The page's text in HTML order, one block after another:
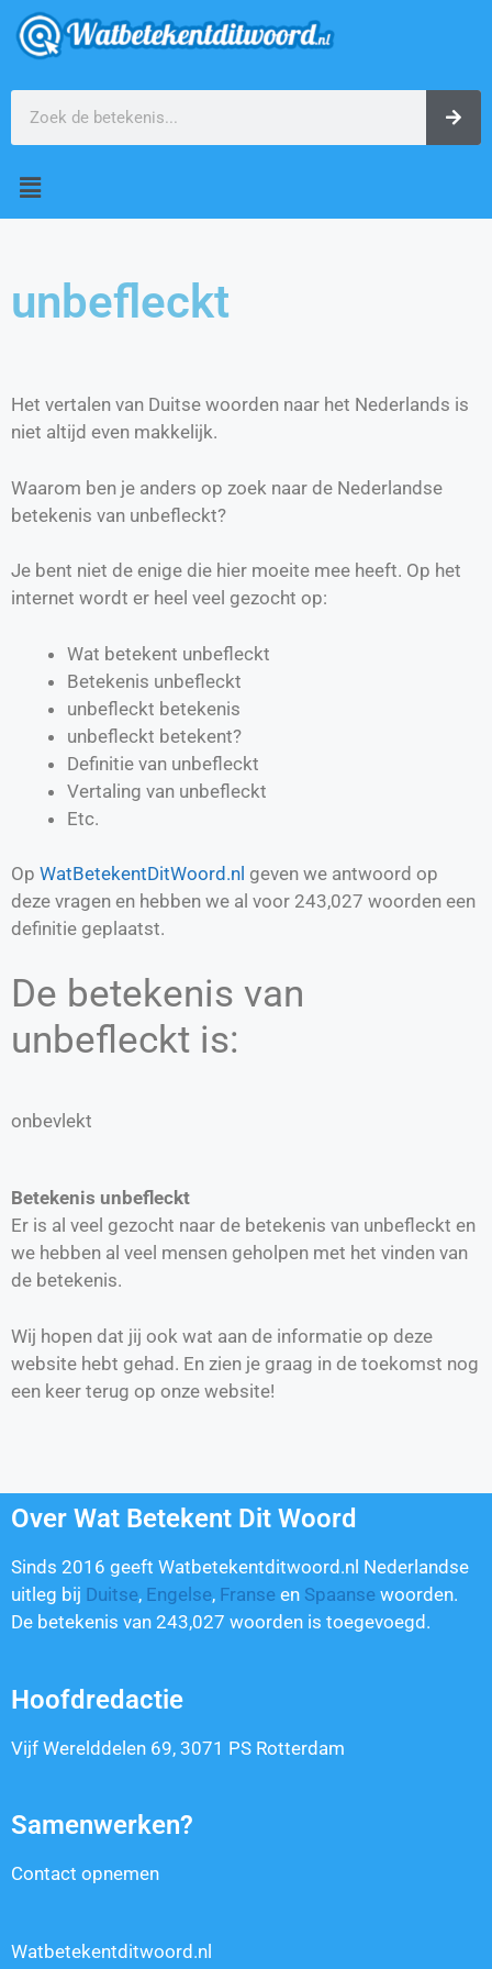
unbefleckt
Het vertalen van Duitse woorden naar het Nederlands is
niet altijd even makkelijk.
Waarom ben je anders op zoek naar de Nederlandse
betekenis van unbefleckt?
Je bent niet de enige die hier moeite mee heeft. Op het
internet wordt er heel veel gezocht op:
Wat betekent unbefleckt
Betekenis unbefleckt
unbefleckt betekenis
unbefleckt betekent?
Definitie van unbefleckt
Vertaling van unbefleckt
Etc.
Op WatBetekentDitWoord.nl geven we antwoord op
deze vragen en hebben we al voor 243,027 woorden een
definitie geplaatst.
De betekenis van
unbefleckt is:
onbevlekt
Betekenis unbefleckt
Er is al veel gezocht naar de betekenis van unbefleckt en
we hebben al veel mensen geholpen met het vinden van
de betekenis.
Wij hopen dat jij ook wat aan de informatie op deze
website hebt gehad. En zien je graag in de toekomst nog
een keer terug op onze website!
Over Wat Betekent Dit Woord
Sinds 2016 geeft Watbetekentditwoord.nl Nederlandse
uitleg bij Duitse, Engelse, Franse en Spaanse woorden.
De betekenis van 243,027 woorden is toegevoegd.
Hoofdredactie
Vijf Werelddelen 69, 3071 PS Rotterdam
Samenwerken?
Contact opnemen
Watbetekentditwoord.nl